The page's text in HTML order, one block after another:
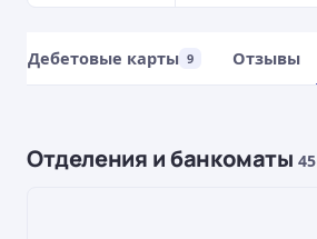
Дебетовые карты 9 Отзывы
Отделения и банкоматы45